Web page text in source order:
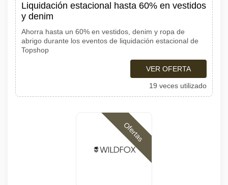
Liquidación estacional hasta 60% en vestidos
y denim
Ahorra hasta un 60% en vestidos, denim y ropa de
abrigo durante los eventos de liquidación estacional de
Topshop
VER OFERTA
19 veces utilizado
Ofertas